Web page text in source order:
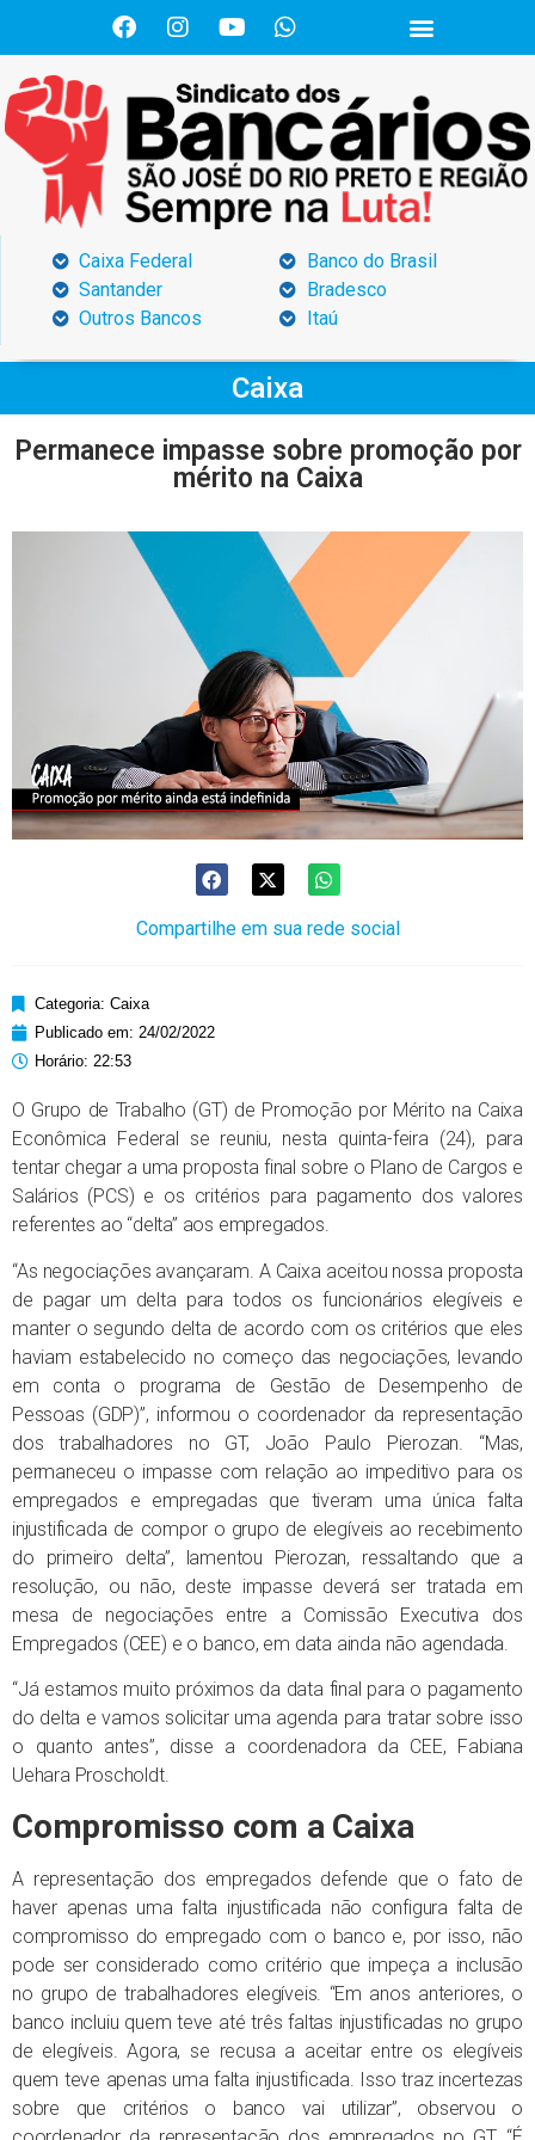
Caixa Federal
Santander
Outros Bancos
Banco do Brasil
Bradesco
Itaú
Caixa
Permanece impasse sobre promoção por
mérito na Caixa
Compartilhe em sua rede social
Categoria: Caixa
Publicado em: 24/02/2022
Horário: 22:53
O Grupo de Trabalho (GT) de Promoção por Mérito na Caixa
Econômica Federal se reuniu, nesta quinta-feira (24), para
tentar chegar a uma proposta final sobre o Plano de Cargos e
Salários (PCS) e os critérios para pagamento dos valores
referentes ao “delta” aos empregados.
“As negociações avançaram. A Caixa aceitou nossa proposta
de pagar um delta para todos os funcionários elegíveis e
manter o segundo delta de acordo com os critérios que eles
haviam estabelecido no começo das negociações, levando
em conta o programa de Gestão de Desempenho de
Pessoas (GDP)”, informou o coordenador da representação
dos trabalhadores no GT, João Paulo Pierozan. “Mas,
permaneceu o impasse com relação ao impeditivo para os
empregados e empregadas que tiveram uma única falta
injustificada de compor o grupo de elegíveis ao recebimento
do primeiro delta”, lamentou Pierozan, ressaltando que a
resolução, ou não, deste impasse deverá ser tratada em
mesa de negociações entre a Comissão Executiva dos
Empregados (CEE) e o banco, em data ainda não agendada.
“Já estamos muito próximos da data final para o pagamento
do delta e vamos solicitar uma agenda para tratar sobre isso
o quanto antes”, disse a coordenadora da CEE, Fabiana
Uehara Proscholdt.
Compromisso com a Caixa
A representação dos empregados defende que o fato de
haver apenas uma falta injustificada não configura falta de
compromisso do empregado com o banco e, por isso, não
pode ser considerado como critério que impeça a inclusão
no grupo de trabalhadores elegíveis. “Em anos anteriores, o
banco incluiu quem teve até três faltas injustificadas no grupo
de elegíveis. Agora, se recusa a aceitar entre os elegíveis
quem teve apenas uma falta injustificada. Isso traz incertezas
sobre que critérios o banco vai utilizar”, observou o